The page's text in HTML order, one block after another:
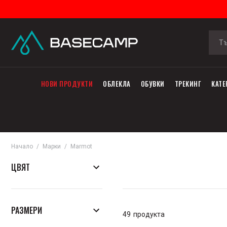
НОВИ ПРОДУКТИ ОБЛЕКЛА ОБУВКИ ТРЕКИНГ
Начало Марки Marmot
ЦВЯТ
РАЗМЕРИ 49 продукта